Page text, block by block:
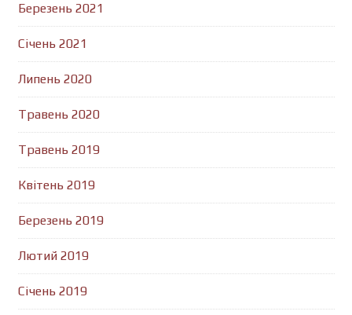
Березень 2021
Січень 2021
Липень 2020
Травень 2020
Травень 2019
Квітень 2019
Березень 2019
Лютий 2019
Січень 2019